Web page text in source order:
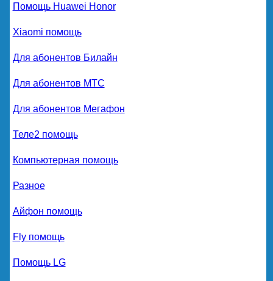
Помощь Huawei Honor
Xiaomi помощь
Для абонентов Билайн
Для абонентов МТС
Для абонентов Мегафон
Теле2 помощь
Компьютерная помощь
Разное
Айфон помощь
Fly помощь
Помощь LG